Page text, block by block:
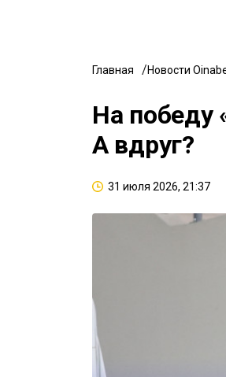
Главная Новости
На победу
А вдруг?
31 июля 2026, 21:37